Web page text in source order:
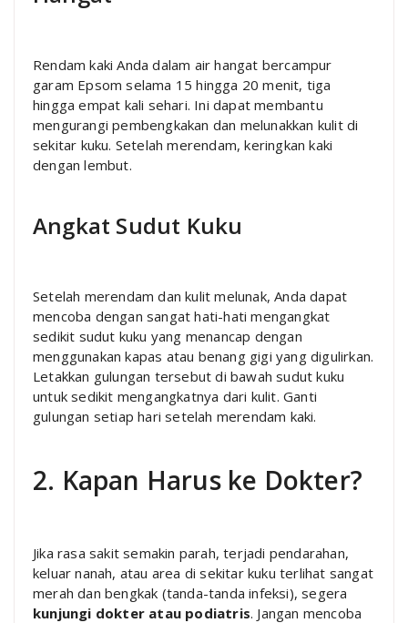
Rendam kaki Anda dalam air hangat bercampur
garam Epsom selama 15 hingga 20 menit, tiga
hingga empat kali sehari. Ini dapat membantu
mengurangi pembengkakan dan melunakkan kulit di
sekitar kuku. Setelah merendam, keringkan kaki
dengan lembut.
Angkat Sudut Kuku
Setelah merendam dan kulit melunak, Anda dapat
mencoba dengan sangat hati-hati mengangkat
sedikit sudut kuku yang menancap dengan
menggunakan kapas atau benang gigi yang digulirkan.
Letakkan gulungan tersebut di bawah sudut kuku
untuk sedikit mengangkatnya dari kulit. Ganti
gulungan setiap hari setelah merendam kaki.
2. Kapan Harus ke Dokter?
Jika rasa sakit semakin parah, terjadi pendarahan,
keluar nanah, atau area di sekitar kuku terlihat sangat
merah dan bengkak (tanda-tanda infeksi), segera
kunjungi dokter atau podiatris. Jangan mencoba